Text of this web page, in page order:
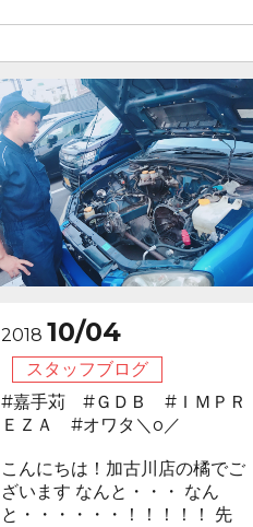
2018 10/04
スタッフブログ
#嘉手苅 #ＧＤＢ #ＩＭＰＲ
ＥＺＡ #オワタ＼o／
こんにちは！加古川店の橘でご
ざいます なんと・・・ なん
と・・・・・・！！！！！ 先